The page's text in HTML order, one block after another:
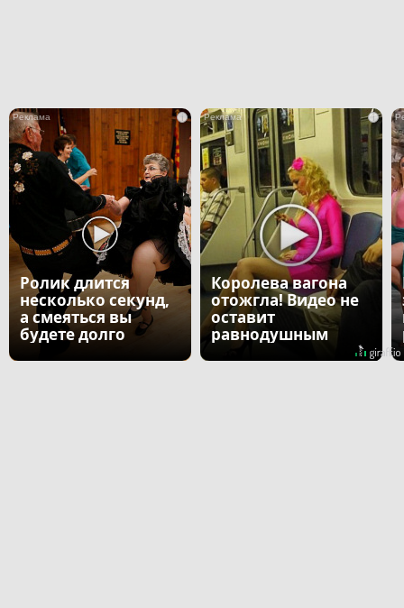
i
Ролик длится
несколько секунд,
а смеяться вы
будете долго
i
Королева вагона
отожгла! Видео не
оставит
равнодушным